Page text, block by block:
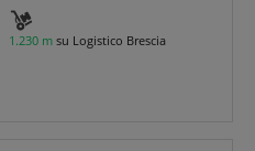
1.230 m su Logistico Brescia